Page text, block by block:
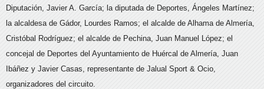
Diputación, Javier A. García; la diputada de Deportes, Ángeles Martínez;
la alcaldesa de Gádor, Lourdes Ramos; el alcalde de Alhama de Almería,
Cristóbal Rodríguez; el alcalde de Pechina, Juan Manuel López; el
concejal de Deportes del Ayuntamiento de Huércal de Almería, Juan
Ibáñez y Javier Casas, representante de Jalual Sport & Ocio,
organizadores del circuito.